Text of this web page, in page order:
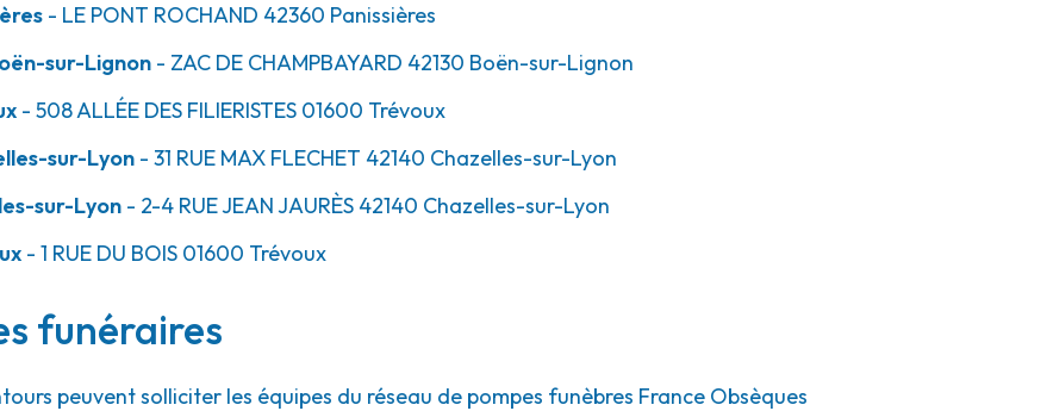
- LE PONT ROCHAND 42360 Panissières
sur-Lignon - ZAC DE CHAMPBAYARD 42130 Boën-sur-Lignon
- 508 ALLÉE DES FILIERISTES 01600 Trévoux
sur-Lyon - 31 RUE MAX FLECHET 42140 Chazelles-sur-Lyon
sur-Lyon - 2-4 RUE JEAN JAURÈS 42140 Chazelles-sur-Lyon
- 1 RUE DU BOIS 01600 Trévoux
funéraires
peuvent solliciter les équipes du réseau de pompes funèbres France Obsèques